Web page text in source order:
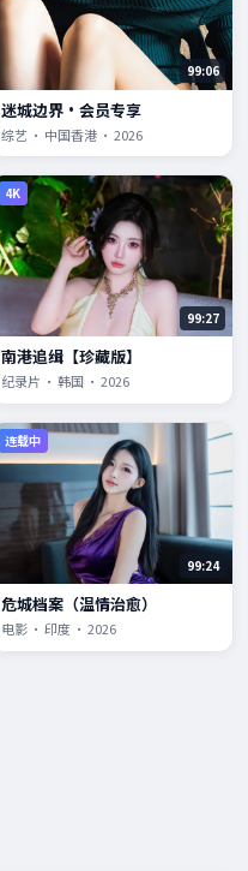
99:06
迷城边界·会员专享
综艺 · 中国香港 · 2026
4K
99:27
南港追缉【珍藏版】
纪录片 · 韩国 · 2026
连载中
99:24
危城档案（温情治愈）
电影 · 印度 · 2026